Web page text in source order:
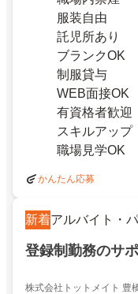
服装自由
託児所あり
ブランクOK
制服貸与
WEB面接OK
有資格者歓迎
スキルアップ
職場見学OK
かんたん応募
新着アルバイト・
登録制勤務のサ
株式会社トットメイト 豊